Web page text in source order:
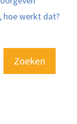
hoe werkt dat?
Zoeken